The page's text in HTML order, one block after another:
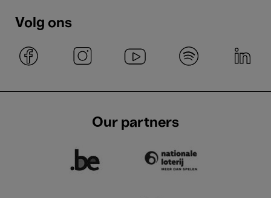
Volg ons
Our partners